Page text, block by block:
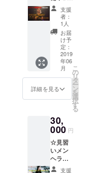
日程/4
～5月中
の平日
or土日
秘密の
キーホ
ダー・
マフ
ラータ
オル ・
トート
バッ
グ・T
シャツ
Free/XL
こちら
のプラ
ンは
[グッズ
詰め合
わせ]で
す! ミニ
アルバ
ムの他
にライ
ブ会場
限定CD
ンド・
写真集
・サ
コッ
シュ
バッ
グ・
支援
者：
1人
お届
け予
定：
2019
年06
月
詳細を見る
こ
の
リ
タ
ー
ン
を
選
択
す
る
30,
000 円
☆見習
いメン
ヘラ☆
・Bコー
支援